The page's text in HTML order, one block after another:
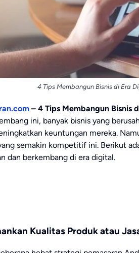
4 Tips Membangun Bisnis di Era
– 4 Tips Membangun Bisnis
ini, banyak bisnis yang
keuntungan mereka.
semakin kompetitif ini. Berikut
dan berkembang di era digital.
Kualitas Produk atau